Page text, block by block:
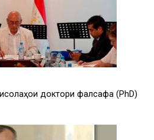
доктори фалсафа (PhD)